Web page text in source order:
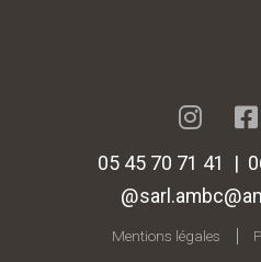
05 45 70 71 41 |
Mentions légales